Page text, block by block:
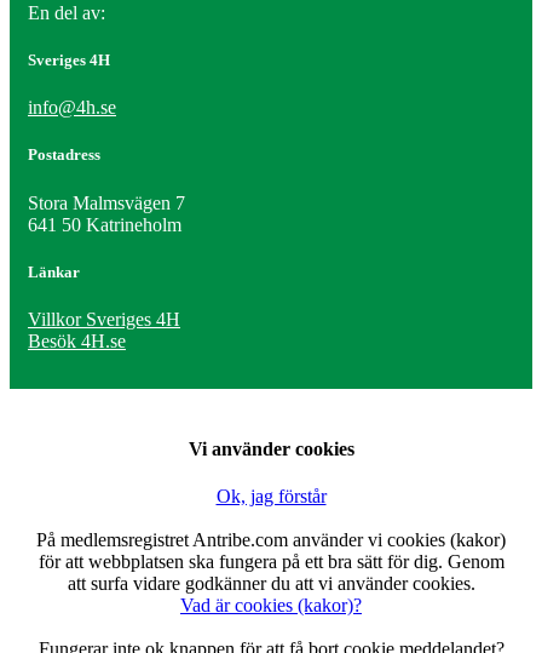
En del av:
Sveriges 4H
info@4h.se
Postadress
Stora Malmsvägen 7
641 50 Katrineholm
Länkar
Villkor Sveriges 4H
Besök 4H.se
Vi använder cookies
Ok, jag förstår
På medlemsregistret Antribe.com använder vi cookies (kakor)
för att webbplatsen ska fungera på ett bra sätt för dig. Genom
att surfa vidare godkänner du att vi använder cookies.
Vad är cookies (kakor)?